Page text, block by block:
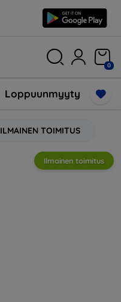
0
Loppuunmyyty
ILMAINEN TOIMITUS
Ilmainen toimitus